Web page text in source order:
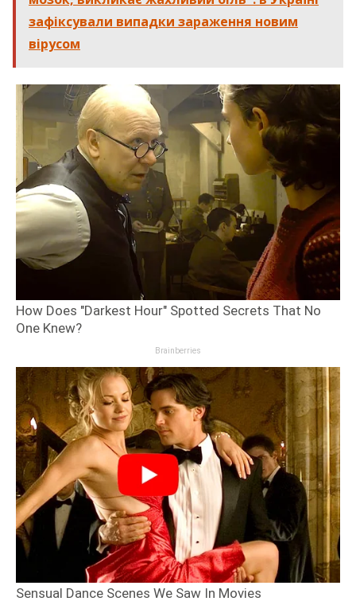
зафіксували випадки зараження новим
вірусом